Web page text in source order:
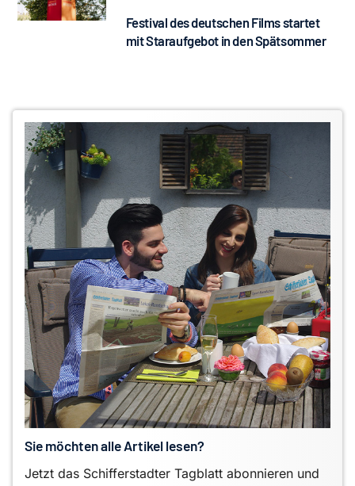
Festival des deutschen Films startet
mit Staraufgebot in den Spätsommer
Sie möchten alle Artikel lesen?
Jetzt das Schifferstadter Tagblatt abonnieren und